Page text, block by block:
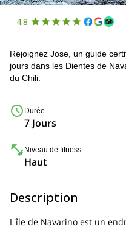
4.8
Rejoignez Jose, un guide
jours dans les Dientes de
du Chili.
Durée
7 Jours
Niveau de fitness
Haut
Description
L'île de Navarino est un